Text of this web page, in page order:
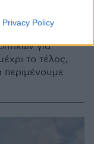
Privacy Policy
για
το τέλος,
περιμένουμε